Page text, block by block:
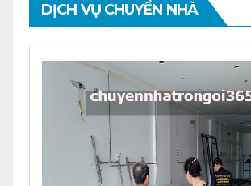
DỊCH VỤ CHUYỂN NHÀ